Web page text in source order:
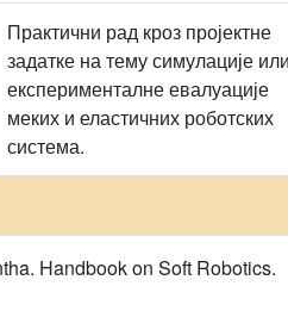
Практични рад кроз пројектне
задатке на тему симулације
експерименталне евалуације
меких и еластичних роботских
система.
Handbook on Soft Robotics.